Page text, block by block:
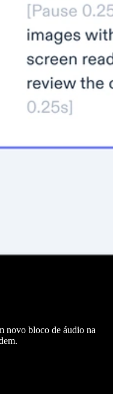
novo bloco de áudio na